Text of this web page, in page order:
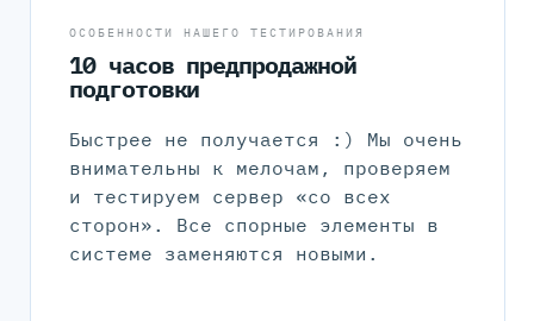
ОСОБЕННОСТИ НАШЕГО ТЕСТИРОВАНИЯ
10 часов предпродажной
подготовки
Быстрее не получается :) Мы очень
внимательны к мелочам, проверяем
и тестируем сервер «со всех
сторон». Все спорные элементы в
системе заменяются новыми.